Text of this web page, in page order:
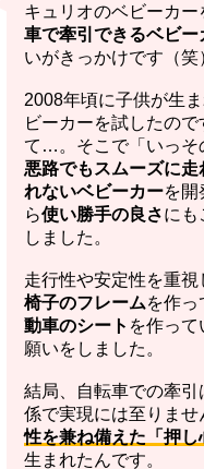
キュリオのベビーカ
車で牽引できるベビー
いがきっかけです（笑
2008年頃に子供が生
ビーカーを試したの
て…。そこで「いっそ
悪路でもスムーズに
れないベビーカーを開
ら使い勝手の良さにも
しました。
走行性や安定性を重視
椅子のフレームを作っ
動車のシート を作っ
願いをしました。
結局、自転車での牽
係で実現には至りませ
性を兼ね備えた「押
生まれたんです。